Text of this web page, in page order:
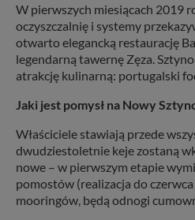
W pierwszych miesiącach 2019
oczyszczalnię i systemy
otwarto elegancką restaurację
legendarną tawernę Zęza.
atrakcję kulinarną: portugalski
Jaki jest pomysł na Nowy
Właściciele stawiają przede
dwudziestoletnie keje zostaną
nowe – w pierwszym etapie
pomostów (realizacja do
mooringów, będą odnogi